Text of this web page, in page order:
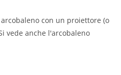
con un proiettore (o
vede anche l'arcobaleno